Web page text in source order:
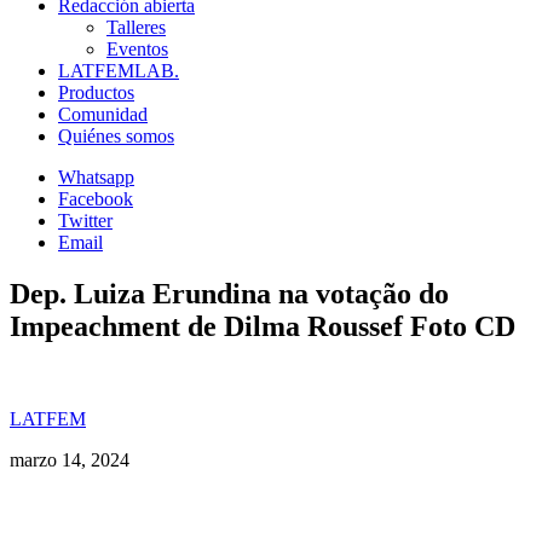
Redacción abierta
Talleres
Eventos
LATFEMLAB.
Productos
Comunidad
Quiénes somos
Whatsapp
Facebook
Twitter
Email
Dep. Luiza Erundina na votação do
Impeachment de Dilma Roussef Foto CD
LATFEM
marzo 14, 2024